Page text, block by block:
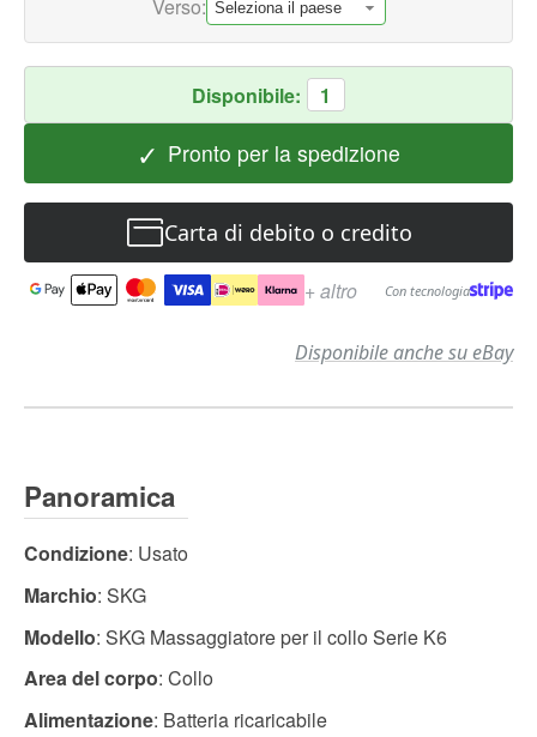
Verso:
Disponibile: 1
✓ Pronto per la spedizione
Carta di debito o credito
+ altro Con tecnologia
Disponibile anche su eBay
Panoramica
Condizione: Usato
Marchio: SKG
Modello: SKG Massaggiatore per il collo Serie K6
Area del corpo: Collo
Alimentazione: Batteria ricaricabile